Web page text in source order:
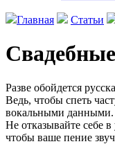
Главная Статьи
Разве обойдется
Ведь, чтобы спеть
вокальными данными.
Не отказывайте себе в
чтобы ваше пение